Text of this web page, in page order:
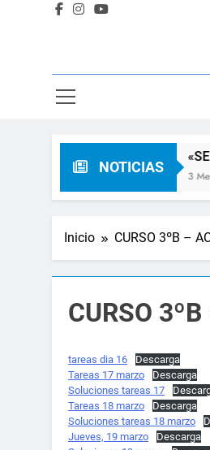
NOTICIAS
3 Meses Atrás
Inicio CURSO 3ºB –
CURSO
tareas dia 16
Descarga
Tareas 17 marzo
Descarga
Soluciones tareas 17
Tareas 18 marzo
Descarga
Soluciones tareas 18 marzo
Jueves, 19 marzo
Descarga